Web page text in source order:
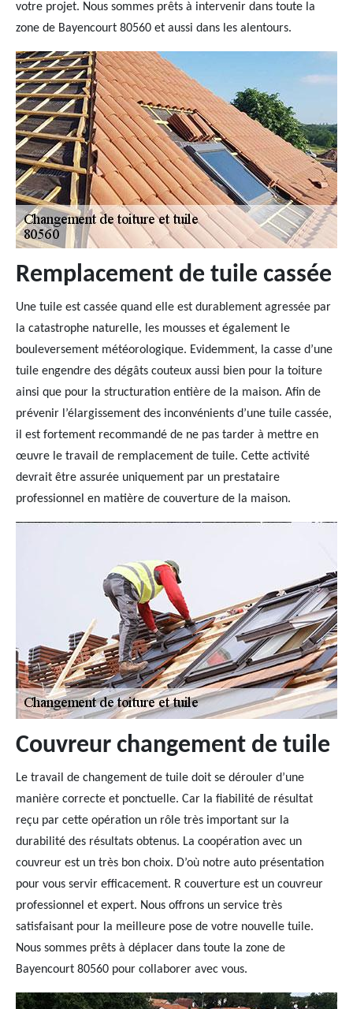
votre projet. Nous sommes prêts à intervenir dans toute la
zone de Bayencourt 80560 et aussi dans les alentours.
Remplacement de tuile cassée
Une tuile est cassée quand elle est durablement agressée par
la catastrophe naturelle, les mousses et également le
bouleversement météorologique. Evidemment, la casse d’une
tuile engendre des dégâts couteux aussi bien pour la toiture
ainsi que pour la structuration entière de la maison. Afin de
prévenir l’élargissement des inconvénients d’une tuile cassée,
il est fortement recommandé de ne pas tarder à mettre en
œuvre le travail de remplacement de tuile. Cette activité
devrait être assurée uniquement par un prestataire
professionnel en matière de couverture de la maison.
Couvreur changement de tuile
Le travail de changement de tuile doit se dérouler d’une
manière correcte et ponctuelle. Car la fiabilité de résultat
reçu par cette opération un rôle très important sur la
durabilité des résultats obtenus. La coopération avec un
couvreur est un très bon choix. D’où notre auto présentation
pour vous servir efficacement. R couverture est un couvreur
professionnel et expert. Nous offrons un service très
satisfaisant pour la meilleure pose de votre nouvelle tuile.
Nous sommes prêts à déplacer dans toute la zone de
Bayencourt 80560 pour collaborer avec vous.